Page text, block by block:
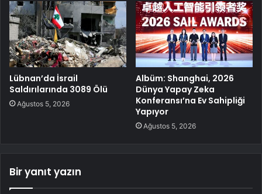
Lübnan’da İsrail
Saldırılarında 3089 Ölü
Ağustos 5, 2026
Albüm: Shanghai, 2026
Dünya Yapay Zeka
Konferansı’na Ev Sahipliği
Yapıyor
Ağustos 5, 2026
Bir yanıt yazın